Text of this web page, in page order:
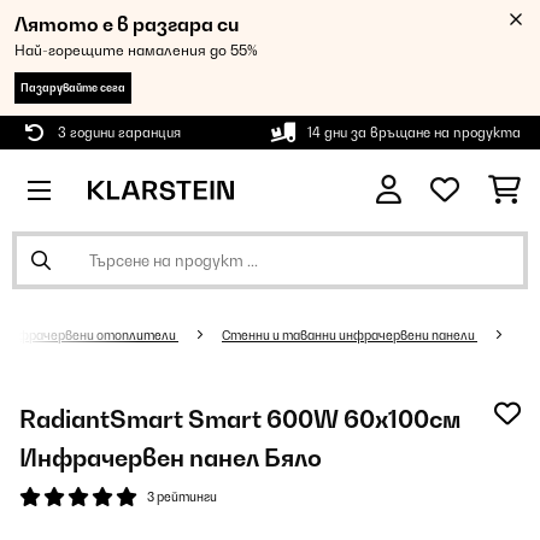
Лятото е в разгара си
Най-горещите намаления до 55%
Пазарувайте сега
3 години гаранция 14 дни за връщане на продукта
Инфрачервени отоплители Стенни и таванни инфрачервени панели
RadiantSmart Smart 600W 60х100см
Инфрачервен панел Бяло
3 рейтинги